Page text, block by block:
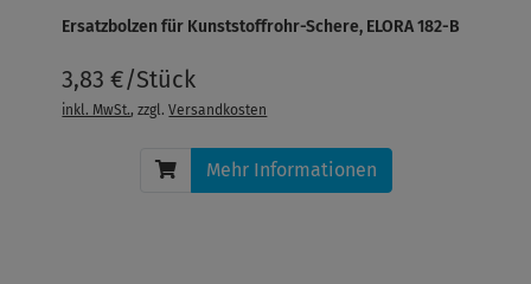
Ersatzbolzen für Kunststoffrohr-Schere, ELORA 182-B
3,83 €/Stück
inkl. MwSt., zzgl.Versandkosten
Mehr Informationen